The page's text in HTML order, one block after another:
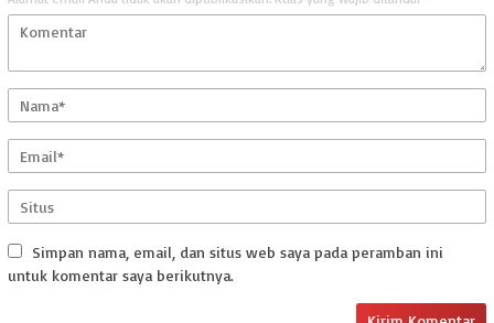
Simpan nama, email, dan situs web saya pada peramban ini
untuk komentar saya berikutnya.